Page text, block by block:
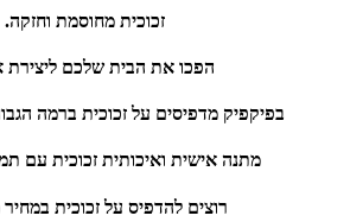
זכוכית מחוסמת וחזקה.
הפכו את הבית שלכם ליצירת
בפיקפיק מדפיסים על זכוכית ברמה
מתנה אישית ואיכותית זכוכית עם
רוצים להדפיס על זכוכית